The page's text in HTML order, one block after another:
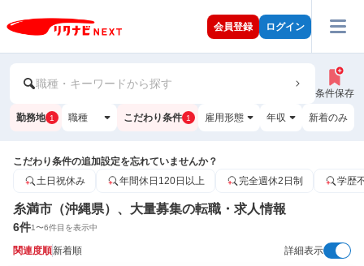
会員登録 ログイン
職種・キーワードから探す
条件保存
勤務地 1 職種 こだわり条件 1 雇用形態 年収 新着のみ
こだわり条件の追加設定を忘れていませんか？
土日祝休み
年間休日120日以上 完全週休2日制 学歴
糸満市（沖縄県）、大量募集の転職・求人情報
6件1〜6件目を表示中
関連度順新着順 詳細表示